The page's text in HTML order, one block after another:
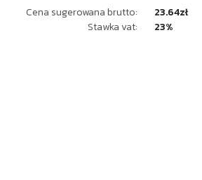
Cena sugerowana brutto:
23.64zł
Stawka vat:
23%